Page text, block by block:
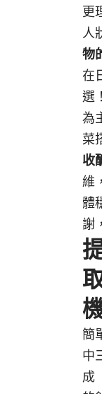
更
人
物
在
選
為
菜
收
維
體
謝
簡
中
成